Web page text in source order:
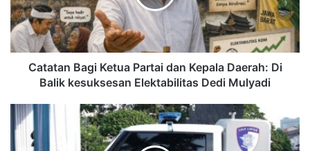
Catatan Bagi Ketua Partai dan Kepala Daerah: Di
Balik kesuksesan Elektabilitas Dedi Mulyadi